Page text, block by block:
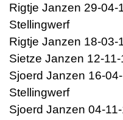
Rigtje Janzen 29-
Stellingwerf
Rigtje Janzen 18-
Sietze Janzen 12-
Sjoerd Janzen 16-
Stellingwerf
Sjoerd Janzen 04-